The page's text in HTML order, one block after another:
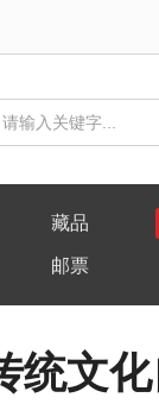
藏品
邮票
统文